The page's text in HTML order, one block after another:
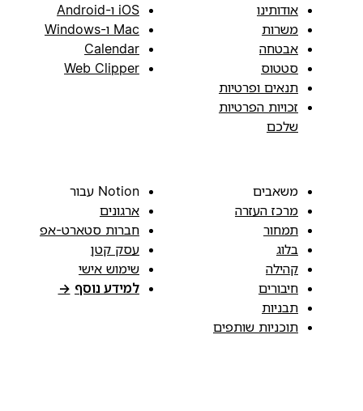
אודותינו
משרות
אבטחה
סטטוס
תנאים ופרטיות
זכויות הפרטיות
שלכם
iOS ו-Android
Mac ו-Windows
Calendar
Web Clipper
משאבים
מרכז העזרה
תמחור
בלוג
קהילה
חיבורים
תבניות
תוכניות שותפים
Notion עבור
ארגונים
חברות סטארט-אפ
עסק קטן
שימוש אישי
למידע נוסף →